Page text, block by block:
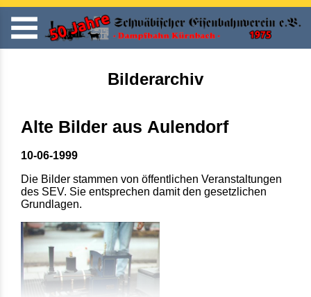
Bilderarchiv
Alte Bilder aus Aulendorf
10-06-1999
Die Bilder stammen von öffentlichen Veranstaltungen
des SEV. Sie entsprechen damit den gesetzlichen
Grundlagen.